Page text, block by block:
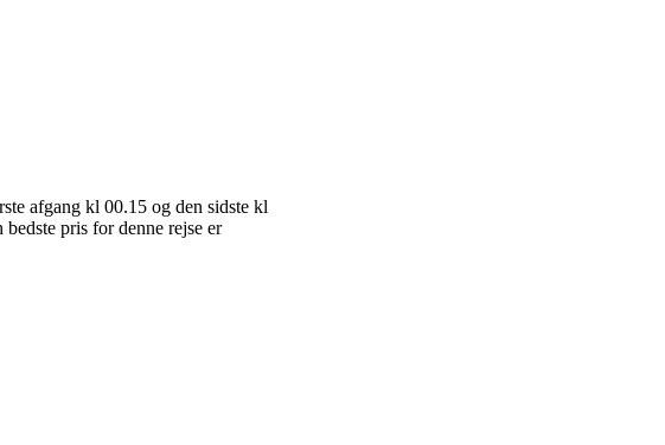
afgang kl 00.15 og den sidste kl
pris for denne rejse er